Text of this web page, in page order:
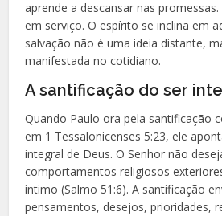
aprende a descansar nas
em serviço. O espírito se inclina em
salvação não é uma ideia distante,
manifestada no cotidiano.
A santificação do ser
Quando Paulo ora pela santificação
em 1 Tessalonicenses 5:23, ele
integral de Deus. O Senhor não
comportamentos religiosos
íntimo (Salmo 51:6). A santificação
pensamentos, desejos, prioridades,